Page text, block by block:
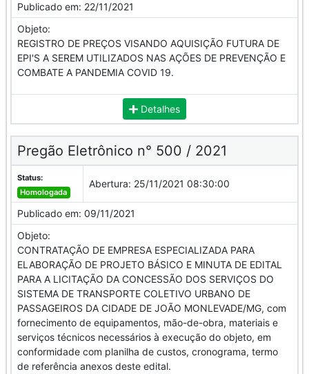
Publicado em: 22/11/2021
Objeto:
REGISTRO DE PREÇOS VISANDO AQUISIÇÃO FUTURA DE
EPI'S A SEREM UTILIZADOS NAS AÇÕES DE PREVENÇÃO E
COMBATE A PANDEMIA COVID 19.
Detalhes
Pregão Eletrônico n° 500 / 2021
Status:
Homologada
Abertura: 25/11/2021 08:30:00
Publicado em: 09/11/2021
Objeto:
CONTRATAÇÃO DE EMPRESA ESPECIALIZADA PARA
ELABORAÇÃO DE PROJETO BÁSICO E MINUTA DE EDITAL
PARA A LICITAÇÃO DA CONCESSÃO DOS SERVIÇOS DO
SISTEMA DE TRANSPORTE COLETIVO URBANO DE
PASSAGEIROS DA CIDADE DE JOÃO MONLEVADE/MG, com
fornecimento de equipamentos, mão-de-obra, materiais e
serviços técnicos necessários à execução do objeto, em
conformidade com planilha de custos, cronograma, termo
de referência anexos deste edital.